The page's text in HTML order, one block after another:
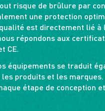
risque de brûlure par
une protection
est directement lié
répondons aux
CE.
équipements se traduit
les produits et les
étape de conception